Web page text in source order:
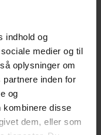
indhold og
medier og til
oplysninger om
inden for
og
kombinere disse
dem, eller som